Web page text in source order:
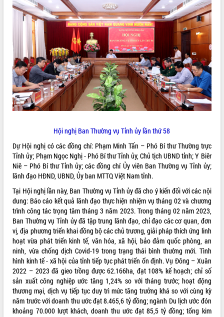
HỆ THỐNG VĂN BẢN
VĂN BẢN HĐND TỈNH
ĐIỂM TIN VĂN BẢN
QUY HOẠCH - KẾ HOẠCH
VIDEO
Hội nghị Ban Thường vụ Tỉnh ủy lần thứ 58
Dự Hội nghị có các đồng chí: Phạm Minh Tấn – Phó Bí thư Thường trực
Tỉnh ủy; Phạm Ngọc Nghị - Phó Bí thư Tỉnh ủy, Chủ tịch UBND tỉnh; Y Biêr
Niê – Phó Bí thư Tỉnh ủy; các đồng chí Ủy viên Ban Thường vụ Tỉnh ủy;
lãnh đạo HĐND, UBND, Ủy ban MTTQ Việt Nam tỉnh.
Tại Hội nghị lần này, Ban Thường vụ Tỉnh ủy đã cho ý kiến đối với các nội
dung: Báo cáo kết quả lãnh đạo thực hiện nhiệm vụ tháng 02 và chương
trình công tác trọng tâm tháng 3 năm 2023. Trong tháng 02 năm 2023,
Ban Thường vụ Tỉnh ủy đã tập trung lãnh đạo, chỉ đạo các cơ quan, đơn
vị, địa phương triển khai đồng bộ các chủ trương, giải pháp thích ứng linh
hoạt vừa phát triển kinh tế, văn hóa, xã hội, bảo đảm quốc phòng, an
ninh, vừa chống dịch Covid-19 trong trạng thái bình thường mới. Tình
hình kinh tế - xã hội của tỉnh tiếp tục phát triển ổn định. Vụ Đông – Xuân
2022 – 2023 đã gieo trồng được 62.166ha, đạt 108% kế hoạch; chỉ số
sản xuất công nghiệp ước tăng 1,24% so với tháng trước; hoạt động
thương mại, dịch vụ tiếp tục duy trì mức tăng trưởng khá so với cùng kỳ
năm trước với doanh thu ước đạt 8.465,6 tỷ đồng; ngành Du lịch ước đón
khoảng 70.000 lượt khách, doanh thu ước đạt 85,5 tỷ đồng; tổng kim